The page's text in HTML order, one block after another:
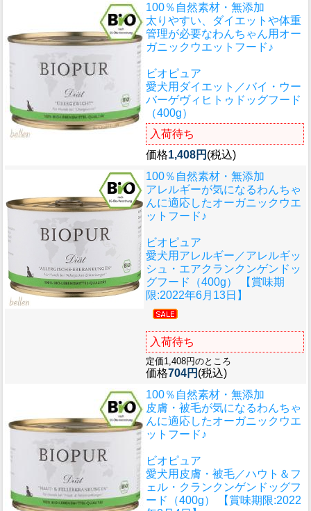
100％自然素材・無添加
太りやすい、ダイエットや体重
管理が必要なわんちゃん用オー
ガニックウエットフード♪
ビオピュア
愛犬用ダイエット／バイ・ウー
バーゲヴィヒトゥドッグフード
（400g）
入荷待ち
価格1,408円 (税込)
100％自然素材・無添加
アレルギーが気になるわんちゃ
んに適応したオーガニックウエ
ットフード♪
ビオピュア
愛犬用アレルギー／アレルギッ
シュ・エアクランクンゲンドッ
グフード（400g） 【賞味期
限:2022年6月13日】
入荷待ち
定価1,408円のところ
価格704円 (税込)
100％自然素材・無添加
皮膚・被毛が気になるわんちゃ
んに適応したオーガニックウエ
ットフード♪
ビオピュア
愛犬用皮膚・被毛／ハウト＆フ
ェル・クランクンゲンドッグフ
ード（400g） 【賞味期限:2022